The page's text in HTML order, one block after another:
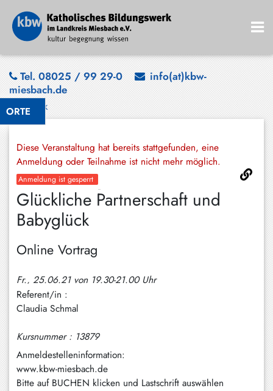
ORTE
Tel. 08025 / 99 29-0
info(at)kbw-
miesbach.de
Zurück
Diese Veranstaltung hat bereits stattgefunden, eine
Anmeldung oder Teilnahme ist nicht mehr möglich.
Anmeldung ist gesperrt
Glückliche Partnerschaft und
Babyglück
Online Vortrag
Fr., 25.06.21 von 19.30-21.00 Uhr
Referent/in :
Claudia Schmal
Kursnummer : 13879
Anmeldestelleninformation:
www.kbw-miesbach.de
Bitte auf BUCHEN klicken und Lastschrift auswählen
Bad
Wiessee
Bayrischzell
Elbach
Gmund
Großhartpenning
Hausham
Holzkirchen
Hundham
Irschenberg
Leitzachtal
Miesbach